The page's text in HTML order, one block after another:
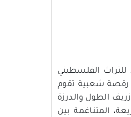
حبنا الشديد للتراث الفلسطيني
الدبكات الشعبية وهي رقصة شعبية تقوم
الطول والدرزة
المتناغمة بين